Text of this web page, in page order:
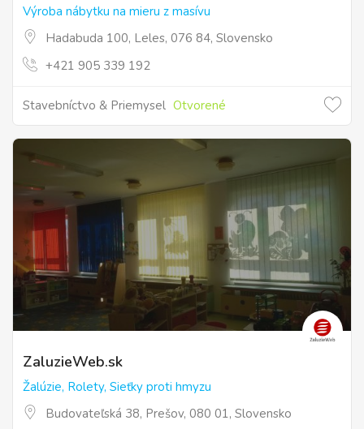
Výroba nábytku na mieru z masívu
Hadabuda 100, Leles, 076 84, Slovensko
+421 905 339 192
Stavebníctvo & Priemysel Otvorené
ZaluzieWeb.sk
Žalúzie, Rolety, Sieťky proti hmyzu
Budovateľská 38, Prešov, 080 01, Slovensko